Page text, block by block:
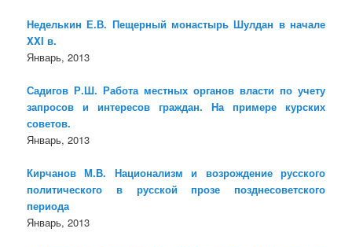
Неделькин Е.В. Пещерный монастырь Шулдан в начале
XXI в.
Январь, 2013
Садигов Р.Ш. Работа местных органов власти по учету
запросов и интересов граждан. На примере курских
советов.
Январь, 2013
Кирчанов М.В. Национализм и возрождение русского
политического в русской прозе позднесоветского
периода
Январь, 2013